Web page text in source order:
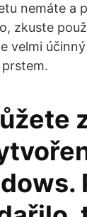
nemáte a
zkuste
velmi